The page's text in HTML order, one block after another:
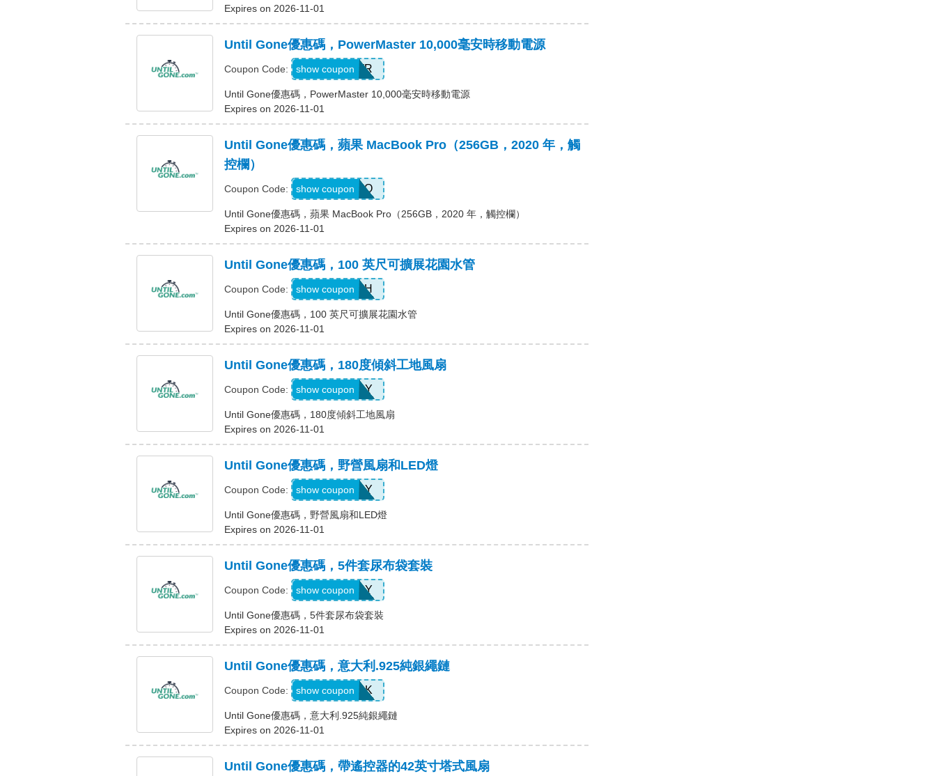
Expires on 2026-11-01
Until Gone優惠碼，PowerMaster 10,000毫安時移動電源
Coupon Code: PWR
show coupon
Until Gone優惠碼，PowerMaster 10,000毫安時移動電源
Expires on 2026-11-01
Until Gone優惠碼，蘋果 MacBook Pro（256GB，2020 年，觸
控欄）
Coupon Code: MPRO
show coupon
Until Gone優惠碼，蘋果 MacBook Pro（256GB，2020 年，觸控欄）
Expires on 2026-11-01
Until Gone優惠碼，100 英尺可擴展花園水管
Coupon Code: EGH
show coupon
Until Gone優惠碼，100 英尺可擴展花園水管
Expires on 2026-11-01
Until Gone優惠碼，180度傾斜工地風扇
Coupon Code: 292JLY
show coupon
Until Gone優惠碼，180度傾斜工地風扇
Expires on 2026-11-01
Until Gone優惠碼，野營風扇和LED燈
Coupon Code: 723JLY
show coupon
Until Gone優惠碼，野營風扇和LED燈
Expires on 2026-11-01
Until Gone優惠碼，5件套尿布袋套裝
Coupon Code: 126JLY
show coupon
Until Gone優惠碼，5件套尿布袋套裝
Expires on 2026-11-01
Until Gone優惠碼，意大利.925純銀繩鏈
Coupon Code: NCK
show coupon
Until Gone優惠碼，意大利.925純銀繩鏈
Expires on 2026-11-01
Until Gone優惠碼，帶遙控器的42英寸塔式風扇